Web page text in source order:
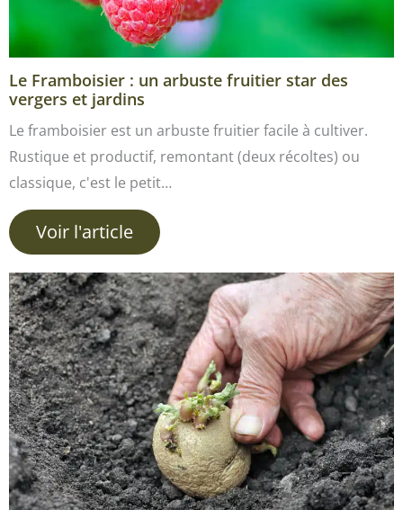
Le Framboisier : un arbuste fruitier star des
vergers et jardins
Le framboisier est un arbuste fruitier facile à cultiver.
Rustique et productif, remontant (deux récoltes) ou
classique, c'est le petit…
Voir l'article